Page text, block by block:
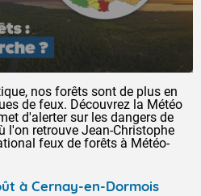
nos forêts sont de plus en
de feux. Découvrez la Météo
d'alerter sur les dangers de
l'on retrouve Jean-Christophe
feux de forêts à Météo-
à Cernay-en-Dormois